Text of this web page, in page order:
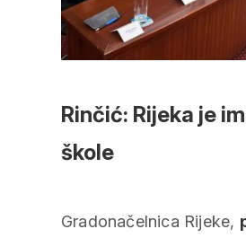
Rinčić: Rijeka je
škole
Gradonačelnica Rijeke,